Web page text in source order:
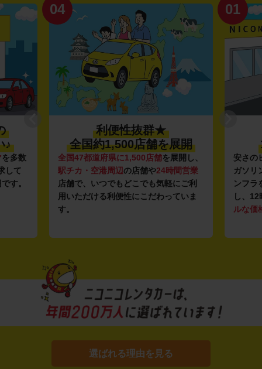
♪
を多数
して
す。
04
利便性抜群★
全国約1,500店舗を展開
全国47都道府県に1,500店舗を展開し、
駅チカ・空港周辺 の店舗や24時間営業
店舗で、いつでもどこでも気軽にご利
用いただける利便性にこだわっていま
す。
01
安さの
ガソリ
ンフラ
し、
ルな価
選ばれる理由を見る